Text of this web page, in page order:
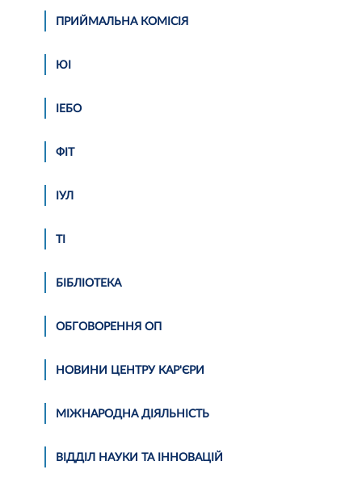
ПРИЙМАЛЬНА КОМІСІЯ
ЮІ
ІЕБО
ФІТ
ІУЛ
ТІ
БІБЛІОТЕКА
ОБГОВОРЕННЯ ОП
НОВИНИ ЦЕНТРУ КАР'ЄРИ
МІЖНАРОДНА ДІЯЛЬНІСТЬ
ВІДДІЛ НАУКИ ТА ІННОВАЦІЙ